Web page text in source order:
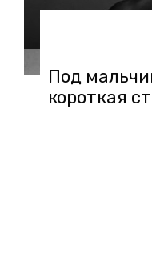
Под
короткая